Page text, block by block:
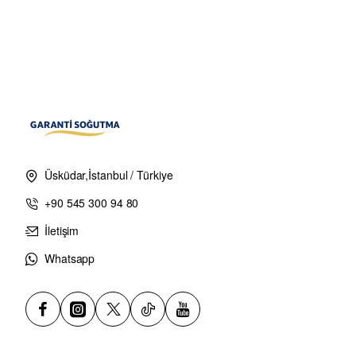
Üsküdar,İstanbul / Türkiye
+90 545 300 94 80
İletişim
Whatsapp